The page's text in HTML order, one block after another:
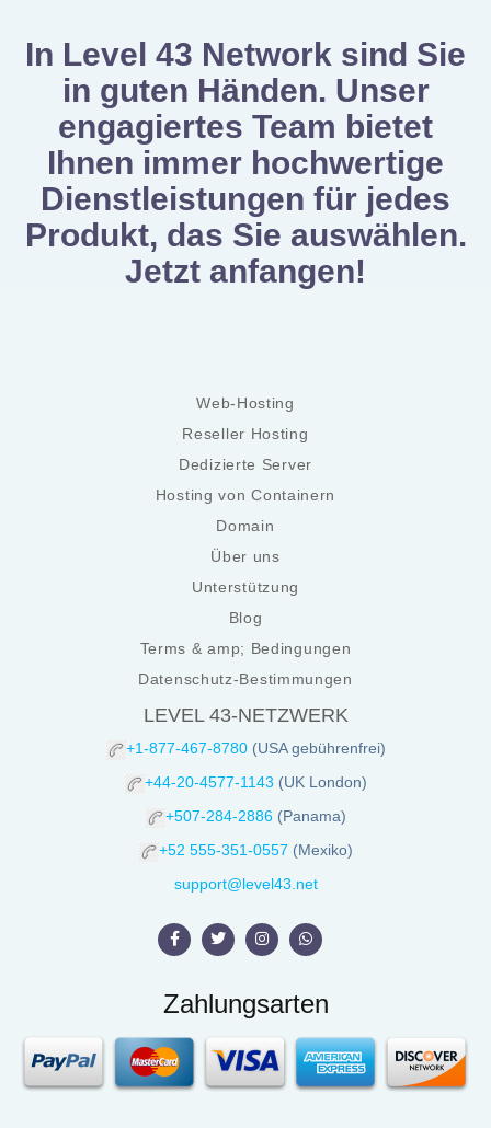
In Level 43 Network sind Sie
in guten Händen. Unser
engagiertes Team bietet
Ihnen immer hochwertige
Dienstleistungen für jedes
Produkt, das Sie auswählen.
Jetzt anfangen!
Web-Hosting
Reseller Hosting
Dedizierte Server
Hosting von Containern
Domain
Über uns
Unterstützung
Blog
Terms & amp; Bedingungen
Datenschutz-Bestimmungen
LEVEL 43-NETZWERK
+1-877-467-8780 (USA gebührenfrei)
+44-20-4577-1143 (UK London)
+507-284-2886 (Panama)
+52 555-351-0557 (Mexiko)
support@level43.net
Zahlungsarten